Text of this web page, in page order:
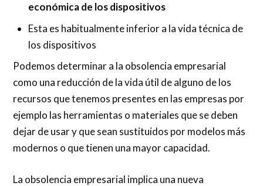
económica de los dispositivos
Esta es habitualmente inferior a la vida técnica de
los dispositivos
Podemos determinar a la obsolencia empresarial
como una reducción de la vida útil de alguno de los
recursos que tenemos presentes en las empresas por
ejemplo las herramientas o materiales que se deben
dejar de usar y que sean sustituidos por modelos más
modernos o que tienen una mayor capacidad.
La obsolencia empresarial implica una nueva